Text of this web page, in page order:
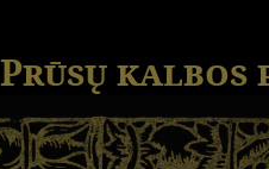
Prūsų kalbos